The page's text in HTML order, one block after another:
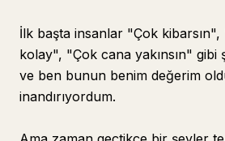
İlk başta insanlar "Çok kibarsın",
kolay", "Çok cana yakınsın"
ve ben bunun benim değerim
inandırıyordum.